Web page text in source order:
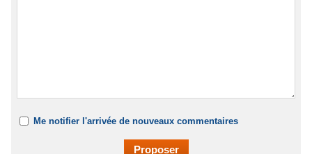
Me notifier l'arrivée de nouveaux commentaires